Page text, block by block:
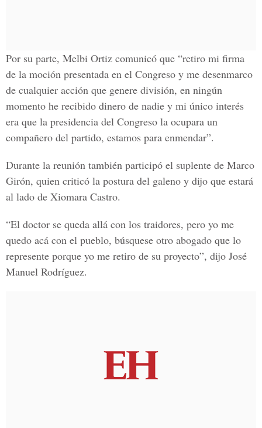
Por su parte, Melbi Ortiz comunicó que “retiro mi firma
de la moción presentada en el Congreso y me desenmarco
de cualquier acción que genere división, en ningún
momento he recibido dinero de nadie y mi único interés
era que la presidencia del Congreso la ocupara un
compañero del partido, estamos para enmendar”.
Durante la reunión también participó el suplente de Marco
Girón, quien criticó la postura del galeno y dijo que estará
al lado de Xiomara Castro.
“El doctor se queda allá con los traidores, pero yo me
quedo acá con el pueblo, búsquese otro abogado que lo
represente porque yo me retiro de su proyecto”, dijo José
Manuel Rodríguez.